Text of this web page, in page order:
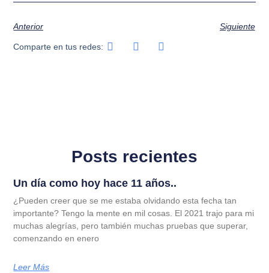
Anterior Siguiente
Comparte en tus redes:
Posts recientes
Un día como hoy hace 11 años..
¿Pueden creer que se me estaba olvidando esta fecha tan
importante? Tengo la mente en mil cosas. El 2021 trajo para mi
muchas alegrías, pero también muchas pruebas que superar,
comenzando en enero
Leer Más